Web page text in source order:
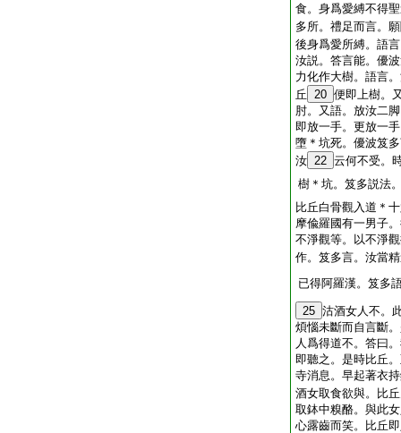
食。身爲愛縛不得
多所。禮足而言。
後身爲愛所縛。語
汝説。答言能。優
力化作大樹。語言
丘 20 便即上樹。
肘。又語。放汝二
即放一手。更放一
墮＊坑死。優波笈
汝 22 云何不受。
樹＊坑。笈多説法
比丘白骨觀入道＊
摩偸羅國有一男子
不淨觀等。以不淨
作。笈多言。汝當
已得阿羅漢。笈多
25 沽酒女人不。
煩惱未斷而自言斷
人爲得道不。答曰
即聽之。是時比丘
寺消息。早起著衣
酒女取食欲與。比
取鉢中糗酪。與此
心露齒而笑。比丘